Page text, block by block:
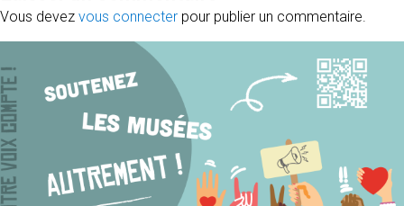
Vous devez vous connecter pour publier un commentaire.